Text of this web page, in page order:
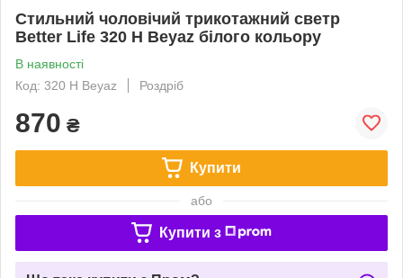
Стильний чоловічий трикотажний светр
Better Life 320 H Beyaz білого кольору
В наявності
Код: 320 H Beyaz
Роздріб
870 ₴
Купити
або
Купити з